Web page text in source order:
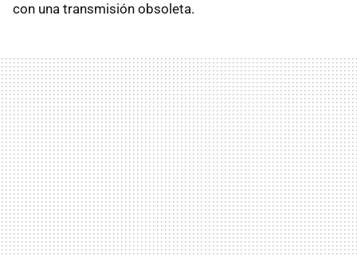
con una transmisión obsoleta.